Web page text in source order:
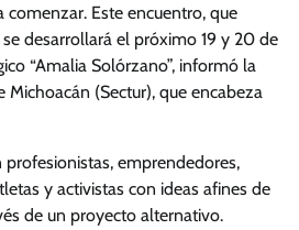
comenzar. Este encuentro, que
desarrollará el próximo 19 y 20 de
“Amalia Solórzano”, informó la
Michoacán (Sectur), que encabeza
profesionistas, emprendedores,
y activistas con ideas afines de
de un proyecto alternativo.